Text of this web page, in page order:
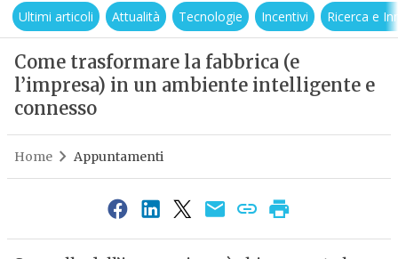
Ultimi articoli Attualità Tecnologie Incentivi Ricerca e
Come trasformare la fabbrica (e
l’impresa) in un ambiente intelligente e
connesso
Home Appuntamenti